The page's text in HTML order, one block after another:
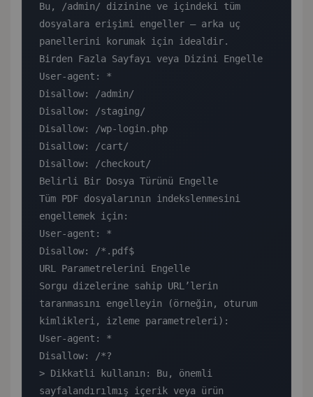
Bu, /admin/ dizinine ve içindeki tüm
dosyalara erişimi engeller — arka uç
panellerini korumak için idealdir.
Birden Fazla Sayfayı veya Dizini Engelle
User-agent: *
Disallow: /admin/
Disallow: /staging/
Disallow: /wp-login.php
Disallow: /cart/
Disallow: /checkout/
Belirli Bir Dosya Türünü Engelle
Tüm PDF dosyalarının indekslenmesini
engellemek için:
User-agent: *
Disallow: /*.pdf$
URL Parametrelerini Engelle
Sorgu dizelerine sahip URL’lerin
taranmasını engelleyin (örneğin, oturum
kimlikleri, izleme parametreleri):
User-agent: *
Disallow: /*?
> Dikkatli kullanın: Bu, önemli
sayfalandırılmış içerik veya ürün